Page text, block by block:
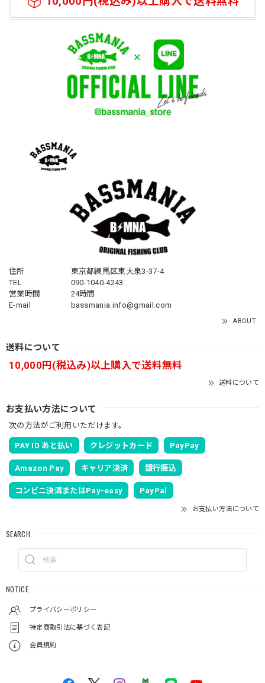
住所
東京都練馬区東大泉3-37-4
TEL
090-1040-4243
営業時間
24時間
E-mail
bassmania.info@gmail.com
ABOUT
送料について
10,000円(税込み)以上購入で送料無料
送料について
お支払い方法について
次の方法がご利用いただけます。
PAY ID あと払い クレジットカード PayPay
Amazon Pay キャリア決済 銀行振込
コンビニ決済またはPay-easy PayPal
お支払い方法について
SEARCH
NOTICE
プライバシーポリシー
特定商取引法に基づく表記
会員規約